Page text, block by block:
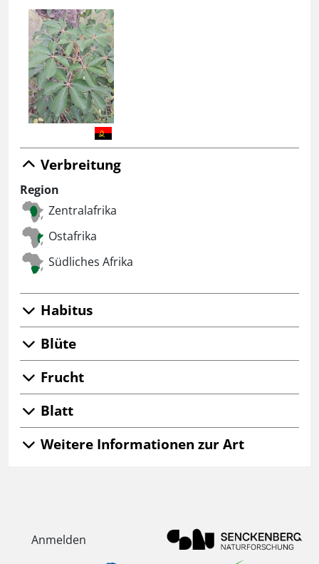
Verbreitung
Region
Zentralafrika
Ostafrika
Südliches Afrika
Habitus
Blüte
Frucht
Blatt
Weitere Informationen zur Art
Anmelden